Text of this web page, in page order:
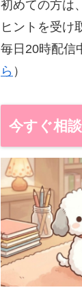
初めての方は
ヒントを受け
毎日20時配信
ら ）
今すぐ相